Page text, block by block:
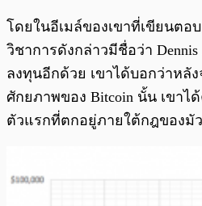
โดยในอีเมล์ของเขาที่เขียนตอบ
วิชาการดังกล่าวมีชื่อว่า Dennis
ลงทุนอีกด้วย เขาได้บอกว่าหลั
ศักยภาพของ Bitcoin นั้น เขาไ
ตัวแรกที่ตกอยู่ภายใต้กฎของมั